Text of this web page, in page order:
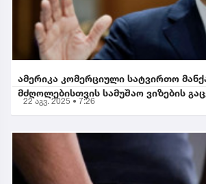
ამერიკა კომერციული სატვირთო
მძღოლებისთვის სამუშაო ვიზების
22 აგვ. 2025 • 7:26